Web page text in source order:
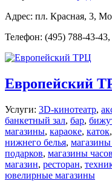
Адрес: пл. Красная, 3,
Телефон: (495) 788-43-
Европейский
Услуги: 3D-кинотеатр,
банкетный зал, бар,
магазины, караоке, каток,
нижнего белья,
подарков, магазины часов
магазин, ресторан,
ювелирные магазины